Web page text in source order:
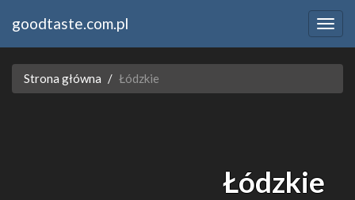
goodtaste.com.pl
Strona główna Łódzkie
Łódzkie